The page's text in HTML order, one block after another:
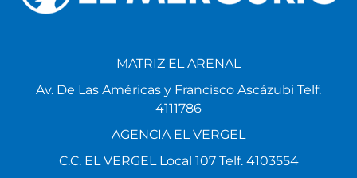
MATRIZ EL ARENAL
Av. De Las Américas y Francisco Ascázubi Telf.
4111786
AGENCIA EL VERGEL
C.C. EL VERGEL Local 107 Telf. 4103554